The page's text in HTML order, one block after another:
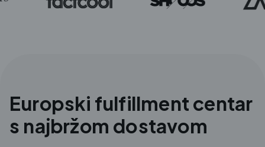
Europski fulfillment centar
s najbržom dostavom